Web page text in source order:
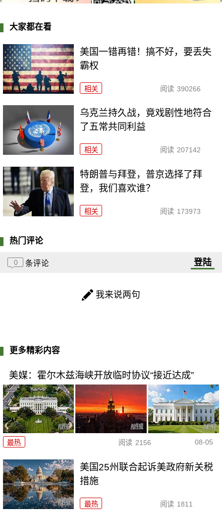
大家都在看
美国一错再错！搞不好，要丢失
霸权
相关 阅读 390266
乌克兰持久战，竟戏剧性地符合
了五常共同利益
相关 阅读 207142
特朗普与拜登，普京选择了拜
登，我们喜欢谁？
相关 阅读 173973
热门评论
0 条评论 登陆
我来说两句
更多精彩内容
美媒：霍尔木兹海峡开放临时协议“接近达成”
最热 阅读 2156 08-05
美国25州联合起诉美政府新关税
措施
最热 阅读 1811